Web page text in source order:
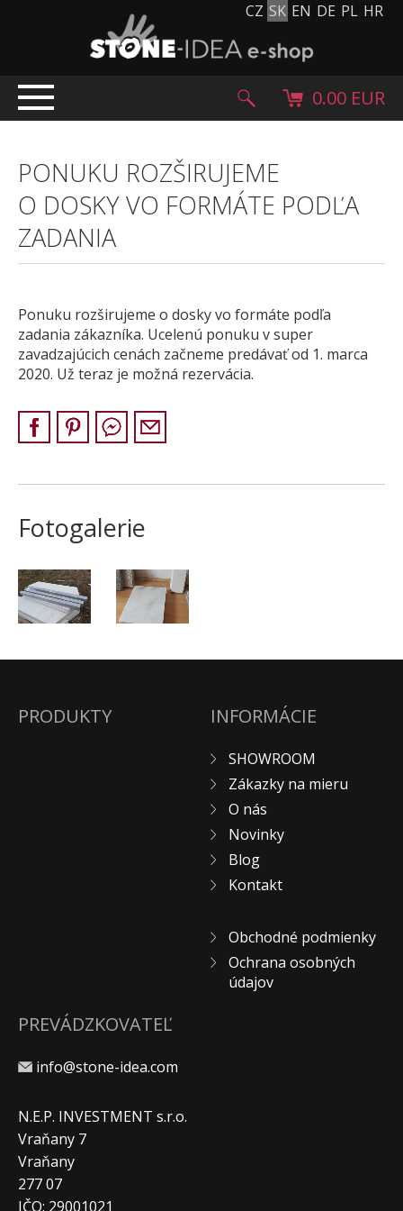
CZ SK EN DE PL HR
PRODUKTY
Kamenný koberec
Kamenné dlažby a obklady
Ohrúhliaky, kamienky, granulát
Výrobky z kameňa
Kamenné bloky
Creative Floor
ZÁKAZKY NA MIERU
O NÁS
KONTAKT
0.00 EUR
PONUKU ROZŠIRUJEME
O DOSKY VO FORMÁTE PODĽA
ZADANIA
Ponuku rozširujeme o dosky vo formáte podľa
zadania zákazníka. Ucelenú ponuku v super
zavadzajúcich cenách začneme predávať od 1. marca
2020. Už teraz je možná rezervácia.
Fotogalerie
PRODUKTY INFORMÁCIE
SHOWROOM
Zákazky na mieru
O nás
Novinky
Blog
Kontakt
Obchodné podmienky
Ochrana osobných
údajov
PREVÁDZKOVATEĽ
info@stone-idea.com
N.E.P. INVESTMENT s.r.o.
Vraňany 7
Vraňany
277 07
IČO: 29001021